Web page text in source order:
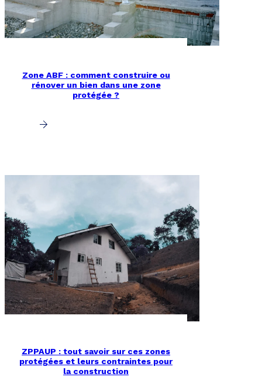
Zone ABF : comment construire ou
rénover un bien dans une zone
protégée ?
ZPPAUP : tout savoir sur ces zones
protégées et leurs contraintes pour
la construction